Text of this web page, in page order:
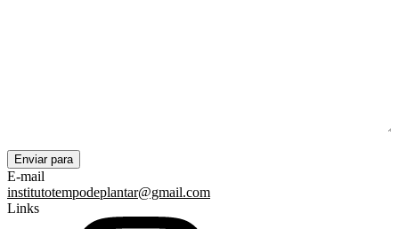
E-mail
institutotempodeplantar@gmail.com
Links